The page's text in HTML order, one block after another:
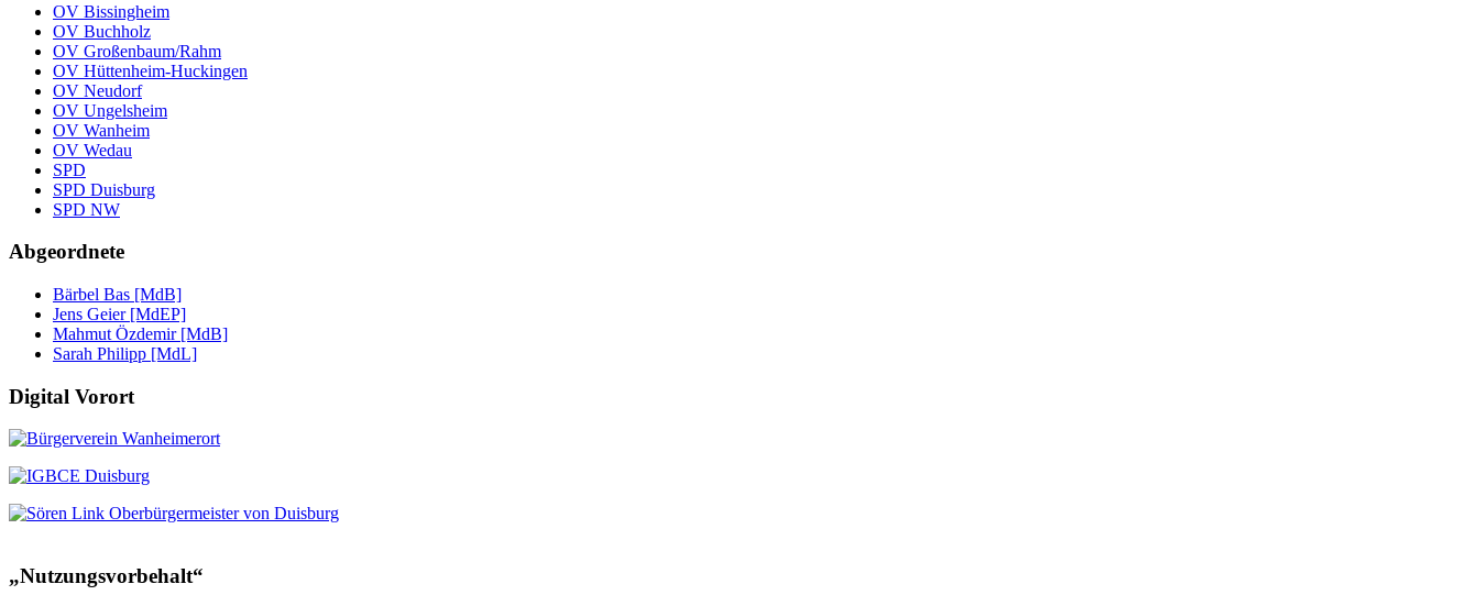
OV Bissingheim
OV Buchholz
OV Großenbaum/Rahm
OV Hüttenheim-Huckingen
OV Neudorf
OV Ungelsheim
OV Wanheim
OV Wedau
SPD
SPD Duisburg
SPD NW
Abgeordnete
Bärbel Bas [MdB]
Jens Geier [MdEP]
Mahmut Özdemir [MdB]
Sarah Philipp [MdL]
Digital Vorort
„Nutzungsvorbehalt“